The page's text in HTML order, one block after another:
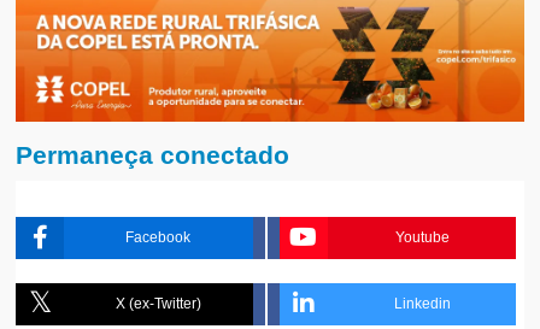
Permaneça conectado
Facebook Youtube
X (ex-Twitter) Linkedin